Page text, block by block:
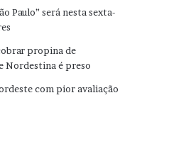
Paulo” será nesta sexta-
propina de
Nordestina é preso
com pior avaliação